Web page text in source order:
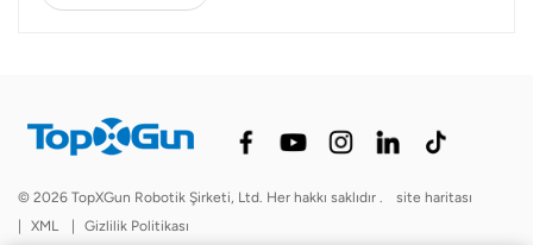
kurallar küresel değildir. Her ülke, hava sahası yönetimi,
düzenlemelerinin başlıca bölgelerde nasıl farklılık
gösterdiğine ve operatörlerin, distribütörlerin ve
dair pratik bir genel bakış sunmaktadır. Tarım İHA'larına
© 2026 TopXGun Robotik Şirketi, Ltd. Her hakkı saklıdır .
site haritası
|
XML | Gizlilik Politikası